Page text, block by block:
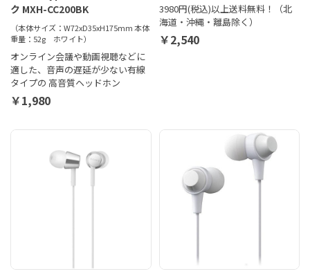
ク MXH-CC200BK
（本体サイズ：W72xD35xH175mm 本体
重量：52g ホワイト）
オンライン会議や動画視聴などに
適した、音声の遅延が少ない有線
タイプの 高音質ヘッドホン
￥1,980
3980円(税込)以上送料無料！（北
海道・沖縄・離島除く）
￥2,540